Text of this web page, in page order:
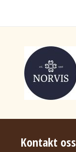
Kontakt oss